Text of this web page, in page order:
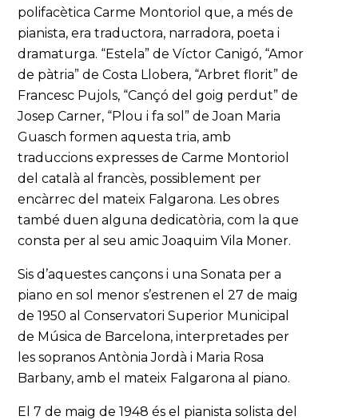
polifacètica Carme Montoriol que, a més de
pianista, era traductora, narradora, poeta i
dramaturga. “Estela” de Víctor Canigó, “Amor
de pàtria” de Costa Llobera, “Arbret florit” de
Francesc Pujols, “Cançó del goig perdut” de
Josep Carner, “Plou i fa sol” de Joan Maria
Guasch formen aquesta tria, amb
traduccions expresses de Carme Montoriol
del català al francès, possiblement per
encàrrec del mateix Falgarona. Les obres
també duen alguna dedicatòria, com la que
consta per al seu amic Joaquim Vila Moner.
Sis d’aquestes cançons i una Sonata per a
piano en sol menor s’estrenen el 27 de maig
de 1950 al Conservatori Superior Municipal
de Música de Barcelona, interpretades per
les sopranos Antònia Jordà i Maria Rosa
Barbany, amb el mateix Falgarona al piano.
El 7 de maig de 1948 és el pianista solista del